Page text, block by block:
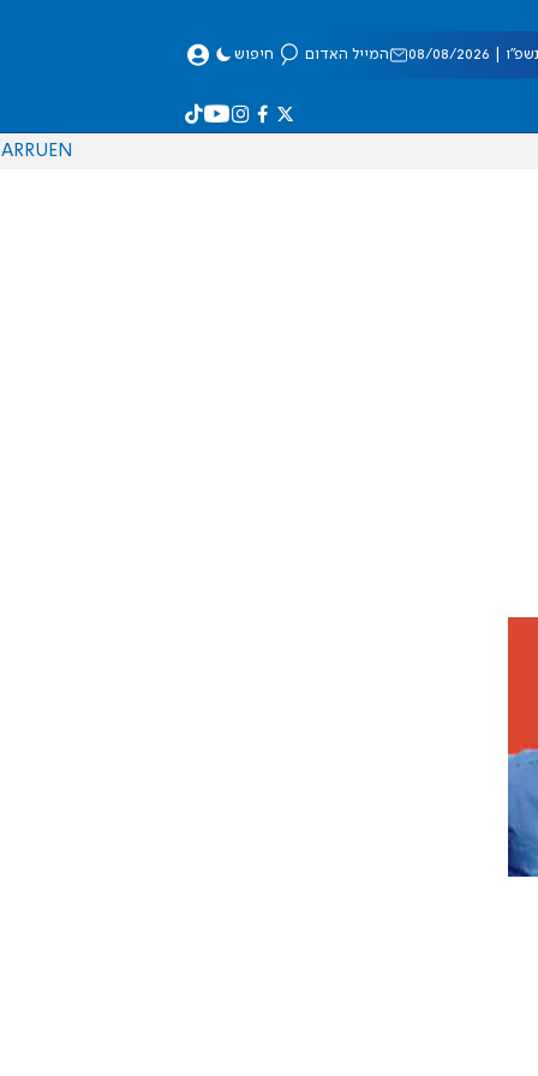
08/2026 המייל האדום חיפוש
EN
RU
AR